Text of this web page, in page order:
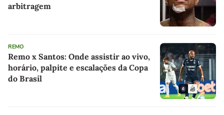
arbitragem
REMO
Remo x Santos: Onde assistir ao vivo,
horário, palpite e escalações da Copa
do Brasil